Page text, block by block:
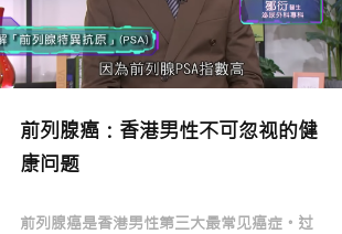
前列腺癌：香港男性不可忽视的健
康问题
前列腺癌是香港男性第三大最常见癌症。过